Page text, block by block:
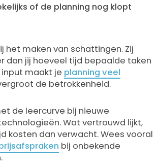
of de planning nog klopt
het maken van schattingen. Zij
dan jij hoeveel tijd bepaalde taken
input maakt je planning veel
de betrokkenheid.
de leercurve bij nieuwe
Wat vertrouwd lijkt,
kosten dan verwacht. Wees vooral
bij onbekende